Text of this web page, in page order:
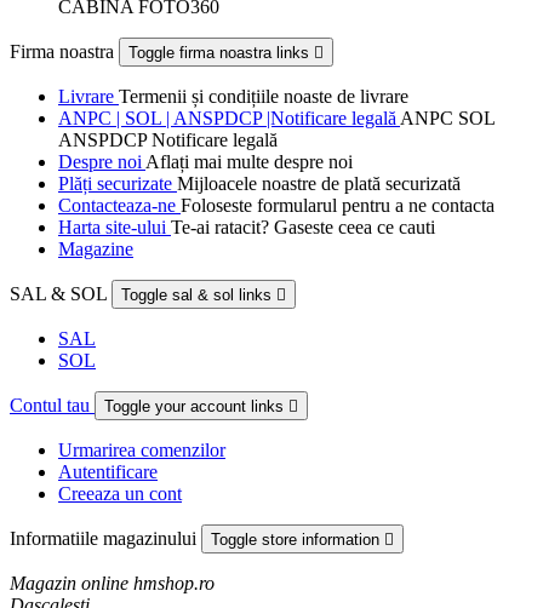
CABINA FOTO360
Firma noastra Toggle firma noastra links 
Livrare Termenii și condițiile noaste de livrare
ANPC | SOL | ANSPDCP |Notificare legală ANPC SOL
ANSPDCP Notificare legală
Despre noi Aflați mai multe despre noi
Plăți securizate Mijloacele noastre de plată securizată
Contacteaza-ne Foloseste formularul pentru a ne contacta
Harta site-ului Te-ai ratacit? Gaseste ceea ce cauti
Magazine
SAL & SOL Toggle sal & sol links 
SAL
SOL
Contul tau Toggle your account links 
Urmarirea comenzilor
Autentificare
Creeaza un cont
Informatiile magazinului Toggle store information 
Magazin online hmshop.ro